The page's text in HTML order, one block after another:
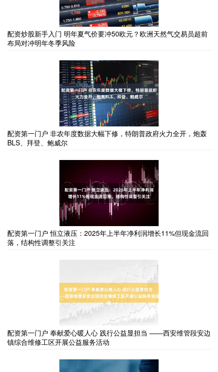
配资炒股新手入门 明年夏气价要冲50欧元？欧洲天然气交易员超前
布局对冲明年冬季风险
配资第一门户 非农年度数据大幅下修，特朗普政府火力全开，炮轰
BLS、拜登、鲍威尔
配资第一门户 恒立液压：2025年上半年净利润增长11%但现金流回
落，结构性调整引关注
配资第一门户 奉献爱心暖人心 践行公益显担当 ——西安维管段安边
镇综合维修工区开展公益服务活动